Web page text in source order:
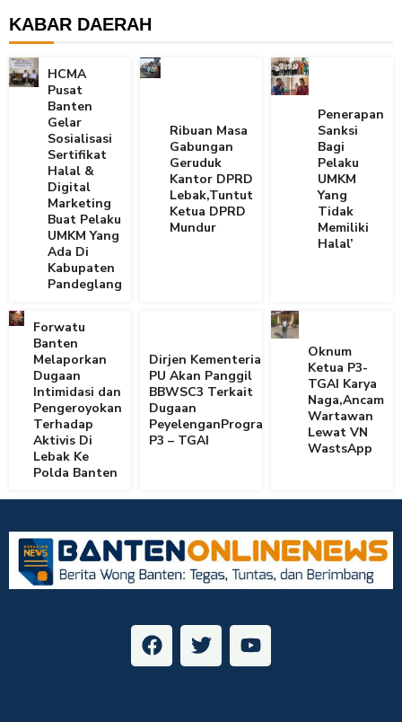
KABAR DAERAH
HCMA
Pusat
Banten
Gelar
Sosialisasi
Sertifikat
Halal &
Digital
Marketing
Buat Pelaku
UMKM Yang
Ada Di
Kabupaten
Pandeglang
Ribuan Masa
Gabungan
Geruduk
Kantor DPRD
Lebak,Tuntut
Ketua DPRD
Mundur
Penerapan
Sanksi
Bagi
Pelaku
UMKM
Yang
Tidak
Memiliki
Halal’
Forwatu
Banten
Melaporkan
Dugaan
Intimidasi dan
Pengeroyokan
Terhadap
Aktivis Di
Lebak Ke
Polda Banten
Dirjen Kementerian
PU Akan Panggil
BBWSC3 Terkait
Dugaan
PeyelenganProgram
P3 – TGAI
Oknum
Ketua P3-
TGAI Karya
Naga,Ancam
Wartawan
Lewat VN
WastsApp